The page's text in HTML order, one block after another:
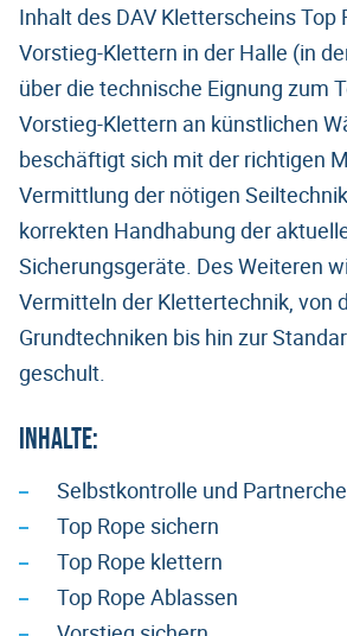
Inhalt des DAV Kletterscheins Top
Vorstieg-Klettern in der Halle (in
über die technische Eignung zum
Vorstieg-Klettern an künstlichen
beschäftigt sich mit der richtigen
Vermittlung der nötigen
korrekten Handhabung der
Sicherungsgeräte. Des Weiteren
Vermitteln der Klettertechnik, von
Grundtechniken bis hin zur
geschult.
Inhalte:
Selbstkontrolle und
Top Rope sichern
Top Rope klettern
Top Rope Ablassen